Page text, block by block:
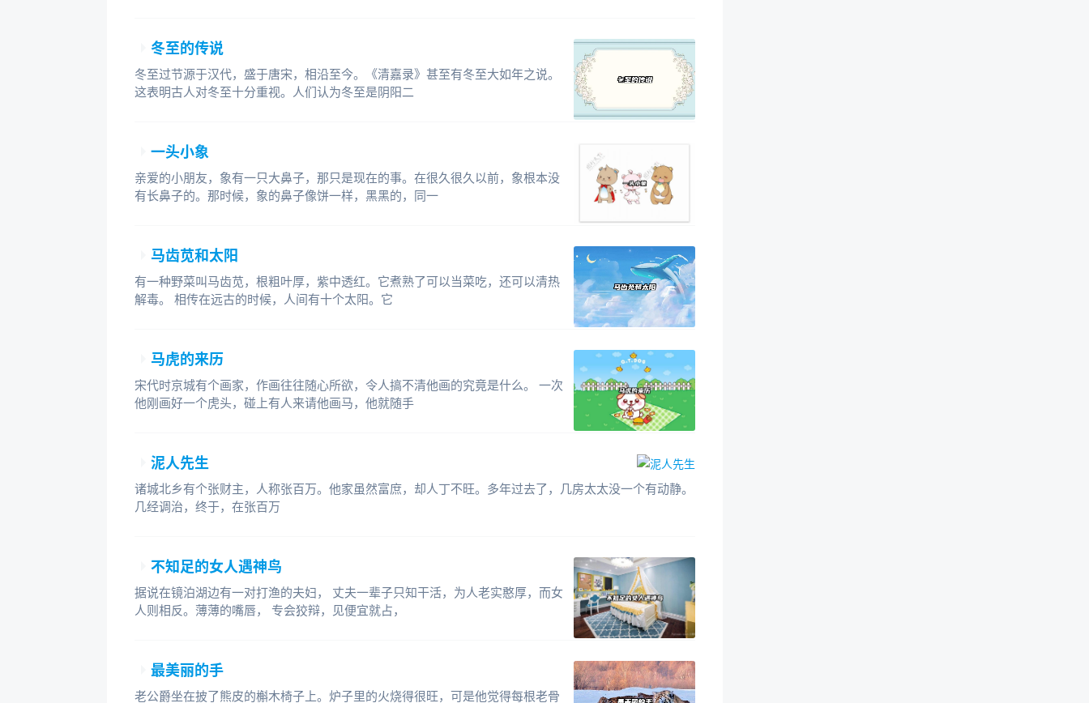
冬至的传说
冬至过节源于汉代，盛于唐宋，相沿至今。《清嘉录》甚至有冬至大如年之说。
这表明古人对冬至十分重视。人们认为冬至是阴阳二
一头小象
亲爱的小朋友，象有一只大鼻子，那只是现在的事。在很久很久以前，象根本没
有长鼻子的。那时候，象的鼻子像饼一样，黑黑的，同一
马齿苋和太阳
有一种野菜叫马齿苋，根粗叶厚，紫中透红。它煮熟了可以当菜吃，还可以清热
解毒。 相传在远古的时候，人间有十个太阳。它
马虎的来历
宋代时京城有个画家，作画往往随心所欲，令人搞不清他画的究竟是什么。 一次
他刚画好一个虎头，碰上有人来请他画马，他就随手
泥人先生
诸城北乡有个张财主，人称张百万。他家虽然富庶，却人丁不旺。多年过去了，几房太太没一个有动静。
几经调治，终于，在张百万
不知足的女人遇神鸟
据说在镜泊湖边有一对打渔的夫妇， 丈夫一辈子只知干活，为人老实憨厚，而女
人则相反。薄薄的嘴唇， 专会狡辩，见便宜就占，
最美丽的手
老公爵坐在披了熊皮的槲木椅子上。炉子里的火烧得很旺，可是他觉得每根老骨